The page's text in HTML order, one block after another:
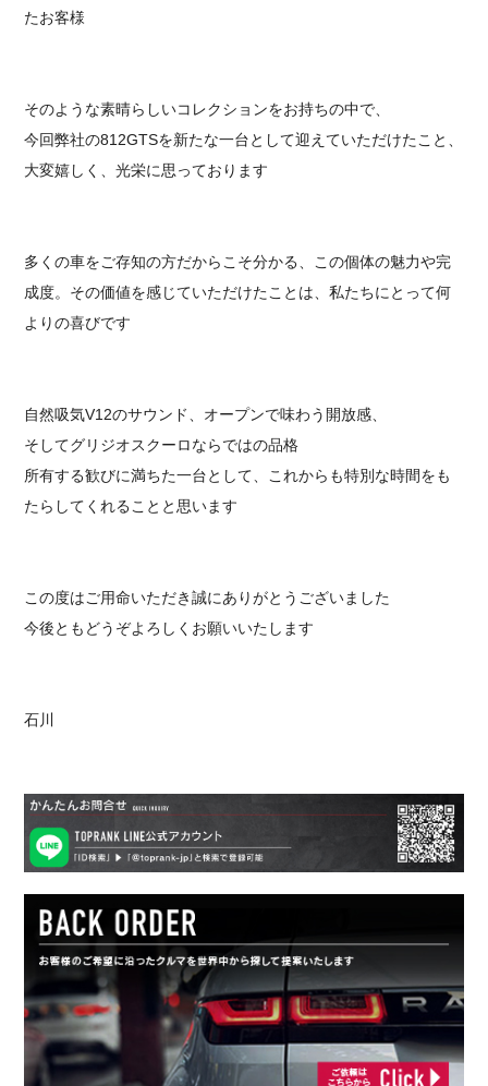
たお客様
そのような素晴らしいコレクションをお持ちの中で、
今回弊社の812GTSを新たな一台として迎えていただけたこと、
大変嬉しく、光栄に思っております
多くの車をご存知の方だからこそ分かる、この個体の魅力や完
成度。その価値を感じていただけたことは、私たちにとって何
よりの喜びです
自然吸気V12のサウンド、オープンで味わう開放感、
そしてグリジオスクーロならではの品格
所有する歓びに満ちた一台として、これからも特別な時間をも
たらしてくれることと思います
この度はご用命いただき誠にありがとうございました
今後ともどうぞよろしくお願いいたします
石川